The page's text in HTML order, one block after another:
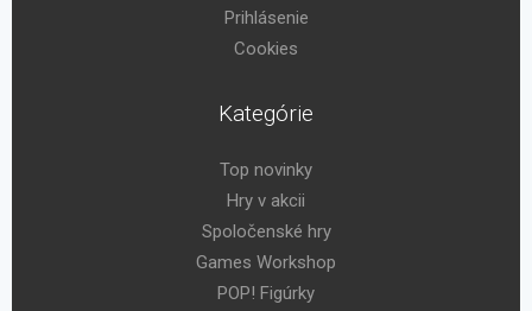
Prihlásenie
Cookies
Kategórie
Top novinky
Hry v akcii
Spoločenské hry
Games Workshop
POP! Figúrky